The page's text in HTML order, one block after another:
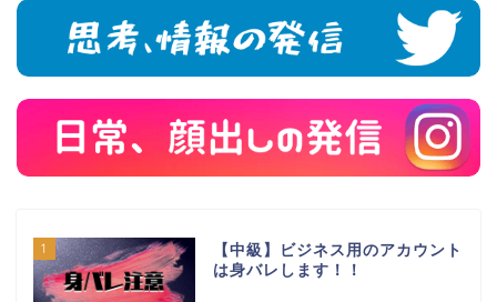
1
【中級】ビジネス用のアカウント
は身バレします！！